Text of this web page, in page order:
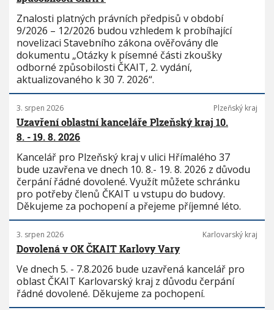
Znalosti platných právních předpisů v období
9/2026 – 12/2026 budou vzhledem k probíhající
novelizaci Stavebního zákona ověřovány dle
dokumentu „Otázky k písemné části zkoušky
odborné způsobilosti ČKAIT, 2. vydání,
aktualizovaného k 30 7. 2026“.
3. srpen 2026 Plzeňský kraj
Uzavření oblastní kanceláře Plzeňský kraj 10.
8. - 19. 8. 2026
Kancelář pro Plzeňský kraj v ulici Hřímalého 37
bude uzavřena ve dnech 10. 8.- 19. 8. 2026 z důvodu
čerpání řádné dovolené. Využít můžete schránku
pro potřeby členů ČKAIT u vstupu do budovy.
Děkujeme za pochopení a přejeme příjemné léto.
3. srpen 2026 Karlovarský kraj
Dovolená v OK ČKAIT Karlovy Vary
Ve dnech 5. - 7.8.2026 bude uzavřená kancelář pro
oblast ČKAIT Karlovarský kraj z důvodu čerpání
řádné dovolené. Děkujeme za pochopení.